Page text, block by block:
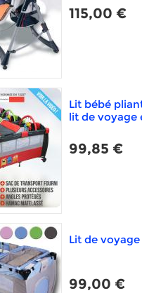
115,00 €
Lit bébé
lit de voyage
99,85 €
Lit de
99,00 €